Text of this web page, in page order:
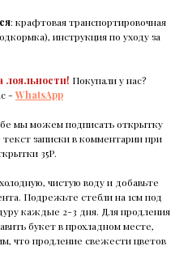
: крафтовая транспортировочная
инструкция по уходу за
лояльности! Покупали у нас?
-WhatsApp
мы можем подписать открытку
записки в комментарии при
35Р.
чистую воду и добавьте
Подрежьте стебли на 1см под
каждые 2-3 дня. Для продления
букет в прохладном месте,
что продление свежести цветов